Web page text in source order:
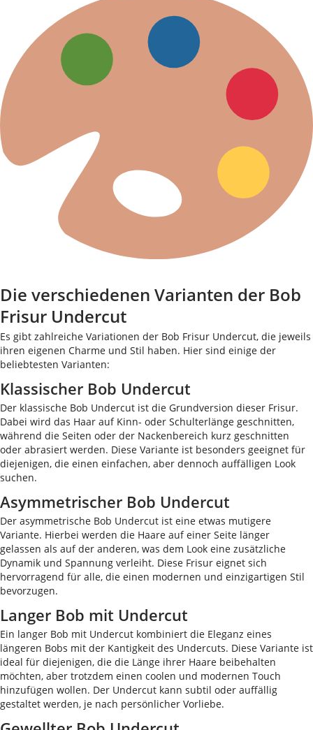
Die verschiedenen Varianten der Bob
Frisur Undercut
Es gibt zahlreiche Variationen der Bob Frisur Undercut, die jeweils
ihren eigenen Charme und Stil haben. Hier sind einige der
beliebtesten Varianten:
Klassischer Bob Undercut
Der klassische Bob Undercut ist die Grundversion dieser Frisur.
Dabei wird das Haar auf Kinn- oder Schulterlänge geschnitten,
während die Seiten oder der Nackenbereich kurz geschnitten
oder abrasiert werden. Diese Variante ist besonders geeignet für
diejenigen, die einen einfachen, aber dennoch auffälligen Look
suchen.
Asymmetrischer Bob Undercut
Der asymmetrische Bob Undercut ist eine etwas mutigere
Variante. Hierbei werden die Haare auf einer Seite länger
gelassen als auf der anderen, was dem Look eine zusätzliche
Dynamik und Spannung verleiht. Diese Frisur eignet sich
hervorragend für alle, die einen modernen und einzigartigen Stil
bevorzugen.
Langer Bob mit Undercut
Ein langer Bob mit Undercut kombiniert die Eleganz eines
längeren Bobs mit der Kantigkeit des Undercuts. Diese Variante ist
ideal für diejenigen, die die Länge ihrer Haare beibehalten
möchten, aber trotzdem einen coolen und modernen Touch
hinzufügen wollen. Der Undercut kann subtil oder auffällig
gestaltet werden, je nach persönlicher Vorliebe.